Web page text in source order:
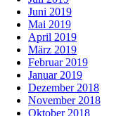
Juni 2019
Mai 2019
April 2019
März 2019
Februar 2019
Januar 2019
Dezember 2018
November 2018
Oktober 2018